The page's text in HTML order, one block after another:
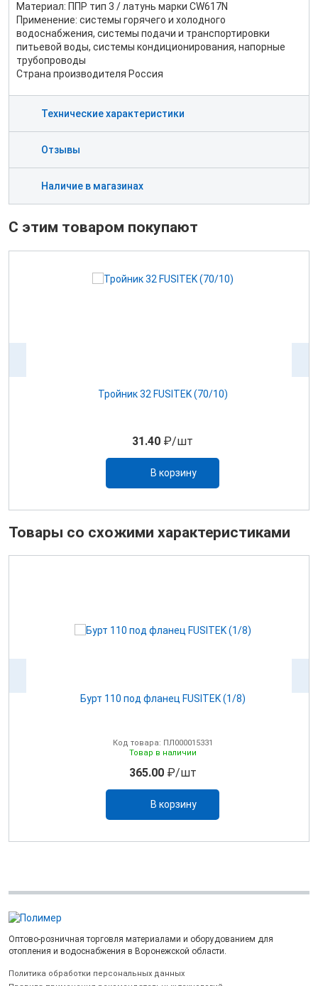
Материал: ППР тип 3 / латунь марки CW617N
Применение: системы горячего и холодного
водоснабжения, системы подачи и транспортировки
питьевой воды, системы кондиционирования, напорные
трубопроводы
Страна производителя Россия
Технические характеристики
Отзывы
Наличие в магазинах
С этим товаром покупают
Тройник 32 FUSITEK (70/10)
31.40 ₽/шт
В корзину
Товары со схожими характеристиками
Бурт 110 под фланец FUSITEK (1/8)
Код товара: ПЛ000015331
Товар в наличии
365.00₽/шт
В корзину
Оптово-розничная торговля материалами и оборудованием для
отопления и водоснабжения в Воронежской области.
Политика обработки персональных данных